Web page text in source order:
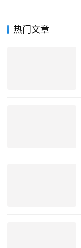
热门文章